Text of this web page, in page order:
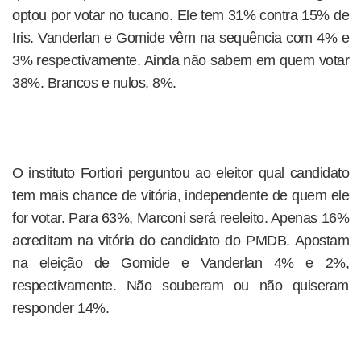
optou por votar no tucano. Ele tem 31% contra 15% de
Iris. Vanderlan e Gomide vêm na sequência com 4% e
3% respectivamente. Ainda não sabem em quem votar
38%. Brancos e nulos, 8%.
O instituto Fortiori perguntou ao eleitor qual candidato
tem mais chance de vitória, independente de quem ele
for votar. Para 63%, Marconi será reeleito. Apenas 16%
acreditam na vitória do candidato do PMDB. Apostam
na eleição de Gomide e Vanderlan 4% e 2%,
respectivamente. Não souberam ou não quiseram
responder 14%.